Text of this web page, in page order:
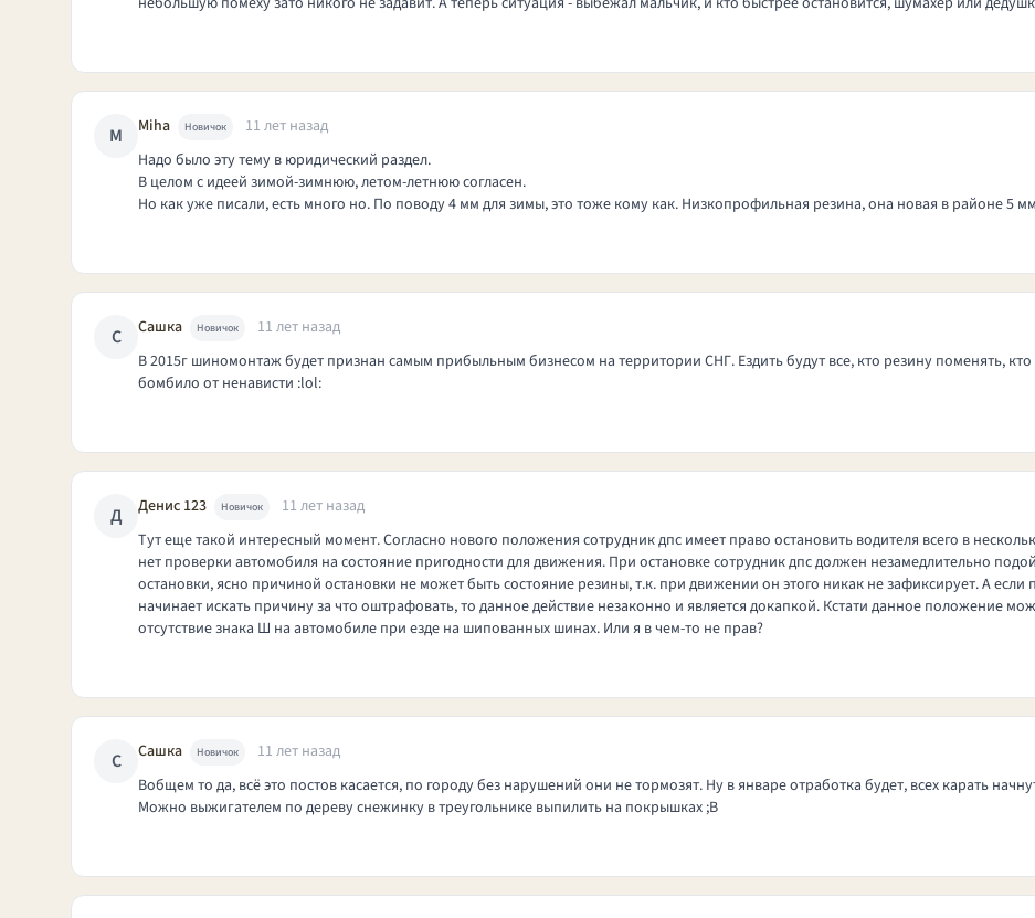
M Miha Новичок
11 лет назад
Надо было эту тему в юридический раздел.
В целом с идеей зимой-зимнюю, летом-летнюю согласен.
Но как уже писали, есть много но. По поводу 4 мм для зимы, это тоже кому как. Низкопрофильная резина, она новая в районе 5
С Сашка Новичок
11 лет назад
В 2015г шиномонтаж будет признан самым прибыльным бизнесом на территории СНГ. Ездить будут все, кто резину поменять,
бомбило от ненависти :lol:
Д Денис 123 Новичок
11 лет назад
Тут еще такой интересный момент. Согласно нового положения сотрудник дпс имеет право остановить водителя всего в
нет проверки автомобиля на состояние пригодности для движения. При остановке сотрудник дпс должен незамедлительно
остановки, ясно причиной остановки не может быть состояние резины, т.к. при движении он этого никак не зафиксирует. А
начинает искать причину за что оштрафовать, то данное действие незаконно и является докапкой. Кстати данное положение
отсутствие знака Ш на автомобиле при езде на шипованных шинах. Или я в чем-то не прав?
С Сашка Новичок
11 лет назад
Вобщем то да, всё это постов касается, по городу без нарушений они не тормозят. Ну в январе отработка будет, всех карать
Можно выжигателем по дереву снежинку в треугольнике выпилить на покрышках ;В